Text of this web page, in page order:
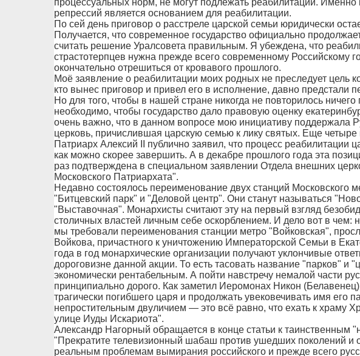
процессуальных норм, не могут подлежать реабилитации. Именно
репрессий является основанием для реабилитации.
По сей день приговор о расстреле царской семьи юридически
Получается, что современное государство официально
считать решение Уралсовета правильным. Я убеждена, что
страстотерпцев нужна прежде всего современному Российскому
окончательно отрешиться от кровавого прошлого.
Моё заявление о реабилитации моих родных не преследует цель
кто вынес приговор и привел его в исполнение, давно предстали
Но для того, чтобы в нашей стране никогда не повторилось ничего
необходимо, чтобы государство дало правовую оценку
очень важно, что в данном вопросе мою инициативу поддержала
церковь, причислившая царскую семью к лику святых. Еще
Патриарх Алексий II публично заявил, что процесс реабилитации
как можно скорее завершить. А в декабре прошлого года эта
раз подтверждена в специальном заявлении Отдела внешних
Московского Патриархата".
Недавно состоялось переименование двух станций Московского
"Битцевский парк" и "Деловой центр". Они станут называться
"Выставочная". Монархисты считают эту на первый взгляд
столичных властей личным себе оскорблением. И дело вот в чем:
мы требовали переименования станции метро "Войковская",
Войкова, причастного к уничтожению Императорской Семьи в
года в год монархические организации получают уклончивые
дороговизне данной акции. То есть тасовать название "парков" и
экономически рентабельным. А пойти навстречу немалой части
принципиально дорого. Как заметил Иеромонах Никон
трагически погибшего царя и продолжать увековечивать имя его
непростительным двуличием — это всё равно, что ехать к храму
улице Иуды Искариота".
Александр Нагорный обращается в конце статьи к таинственным
"Прекратите телевизионный шабаш против ушедших поколений и
реальным проблемам вымирания российского и прежде всего